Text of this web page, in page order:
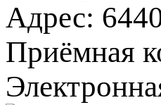
Адрес:
Приёмная